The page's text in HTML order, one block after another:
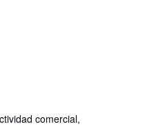
comercial,